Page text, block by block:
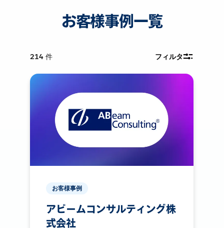
お客様事例一覧
214 件 フィルタ
お客様事例
アビームコンサルティング株
式会社